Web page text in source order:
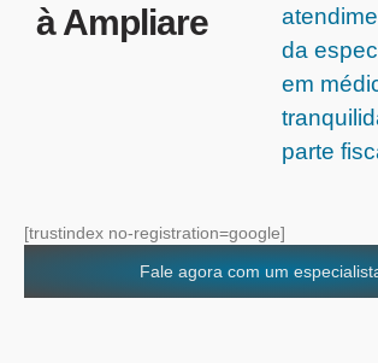
à Ampliare
da
em
parte
[trustindex no-registration=google]
Fale agora com um